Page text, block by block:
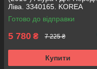
Ліва. 3340165. KOREA
Аксусс!
Готово до відправки
5 780 ₴ 7 225 ₴
Купити